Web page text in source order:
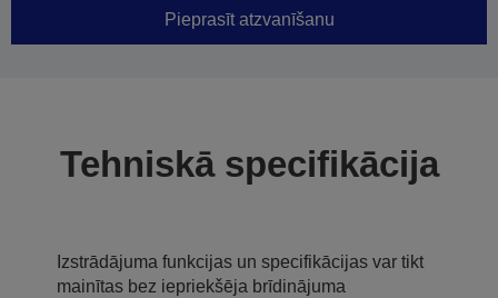
Pieprasīt atzvanīšanu
Tehniskā specifikācija
Izstrādājuma funkcijas un specifikācijas var tikt
mainītas bez iepriekšēja brīdinājuma